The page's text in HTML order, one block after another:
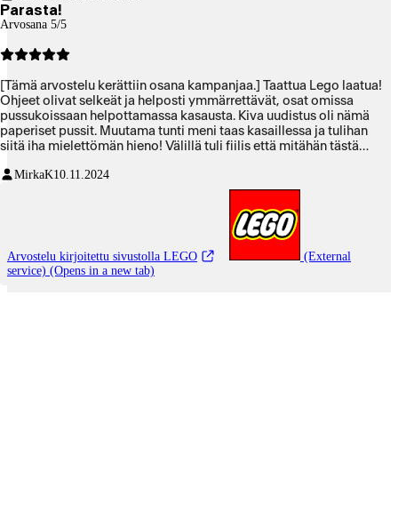
Parasta!
Arvosana 5/5
[Tämä arvostelu kerättiin osana kampanjaa.] Taattua Lego laatua!
Ohjeet olivat selkeät ja helposti ymmärrettävät, osat omissa
pussukoissaan helpottamassa kasausta. Kiva uudistus oli nämä
paperiset pussit. Muutama tunti meni taas kasaillessa ja tulihan
siitä iha mielettömän hieno! Välillä tuli fiilis että mitähän tästä
vaan luottaa prosessiin 😂 Ja jos olisi ihan sähellykseksi mennyt,
oli varaosiakin kivasti mukana. Niitä ei onneksi tälläkään kertaa
tarvittu. Ihanaa terapeuttista kasailua, ei malttanut lopettaa
ennenkuin rakennelma on valmis. Joten en voi kun suositella.
MirkaK10.11.2024
Arvostelu kirjoitettu sivustolla LEGO
(External
service) (Opens in a new tab)